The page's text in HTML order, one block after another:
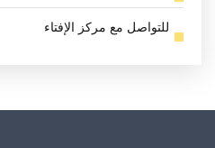
للتواصل مع مركز الإفتاء